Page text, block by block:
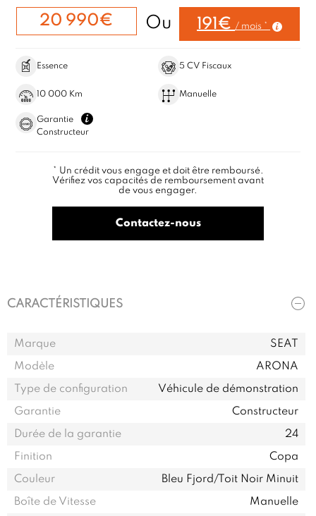
Essence 5 CV Fiscaux
10 000 Km Manuelle
Garantie
Constructeur
20 990€ Ou 191€ / mois *
Contactez-nous
* Un crédit vous engage et doit être remboursé.
Vérifiez vos capacités de remboursement avant
de vous engager.
CARACTÉRISTIQUES
Marque
SEAT
Modèle
ARONA
Type de configuration
Véhicule de démonstration
Garantie
Constructeur
Durée de la garantie
24
Finition
Copa
Couleur
Bleu Fjord/Toit Noir Minuit
Boîte de Vitesse
Manuelle